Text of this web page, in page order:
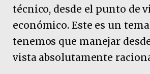
técnico, desde el punto de
económico. Este es un
tenemos que manejar
vista absolutamente